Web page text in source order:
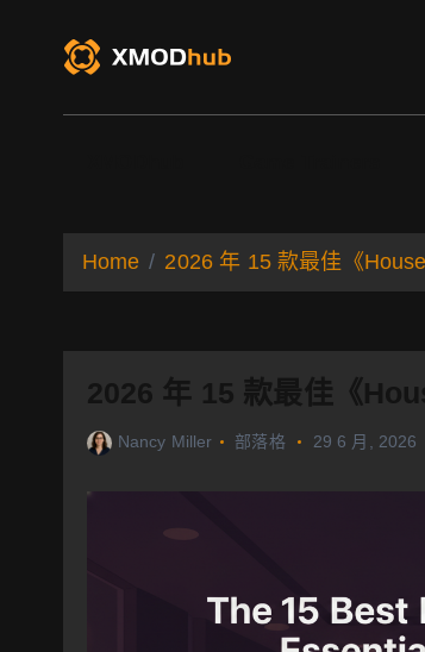
Home 2026 年 15 款最佳《
2026 年 15 款最佳《
Nancy Miller 部落格 29 6 月, 2026